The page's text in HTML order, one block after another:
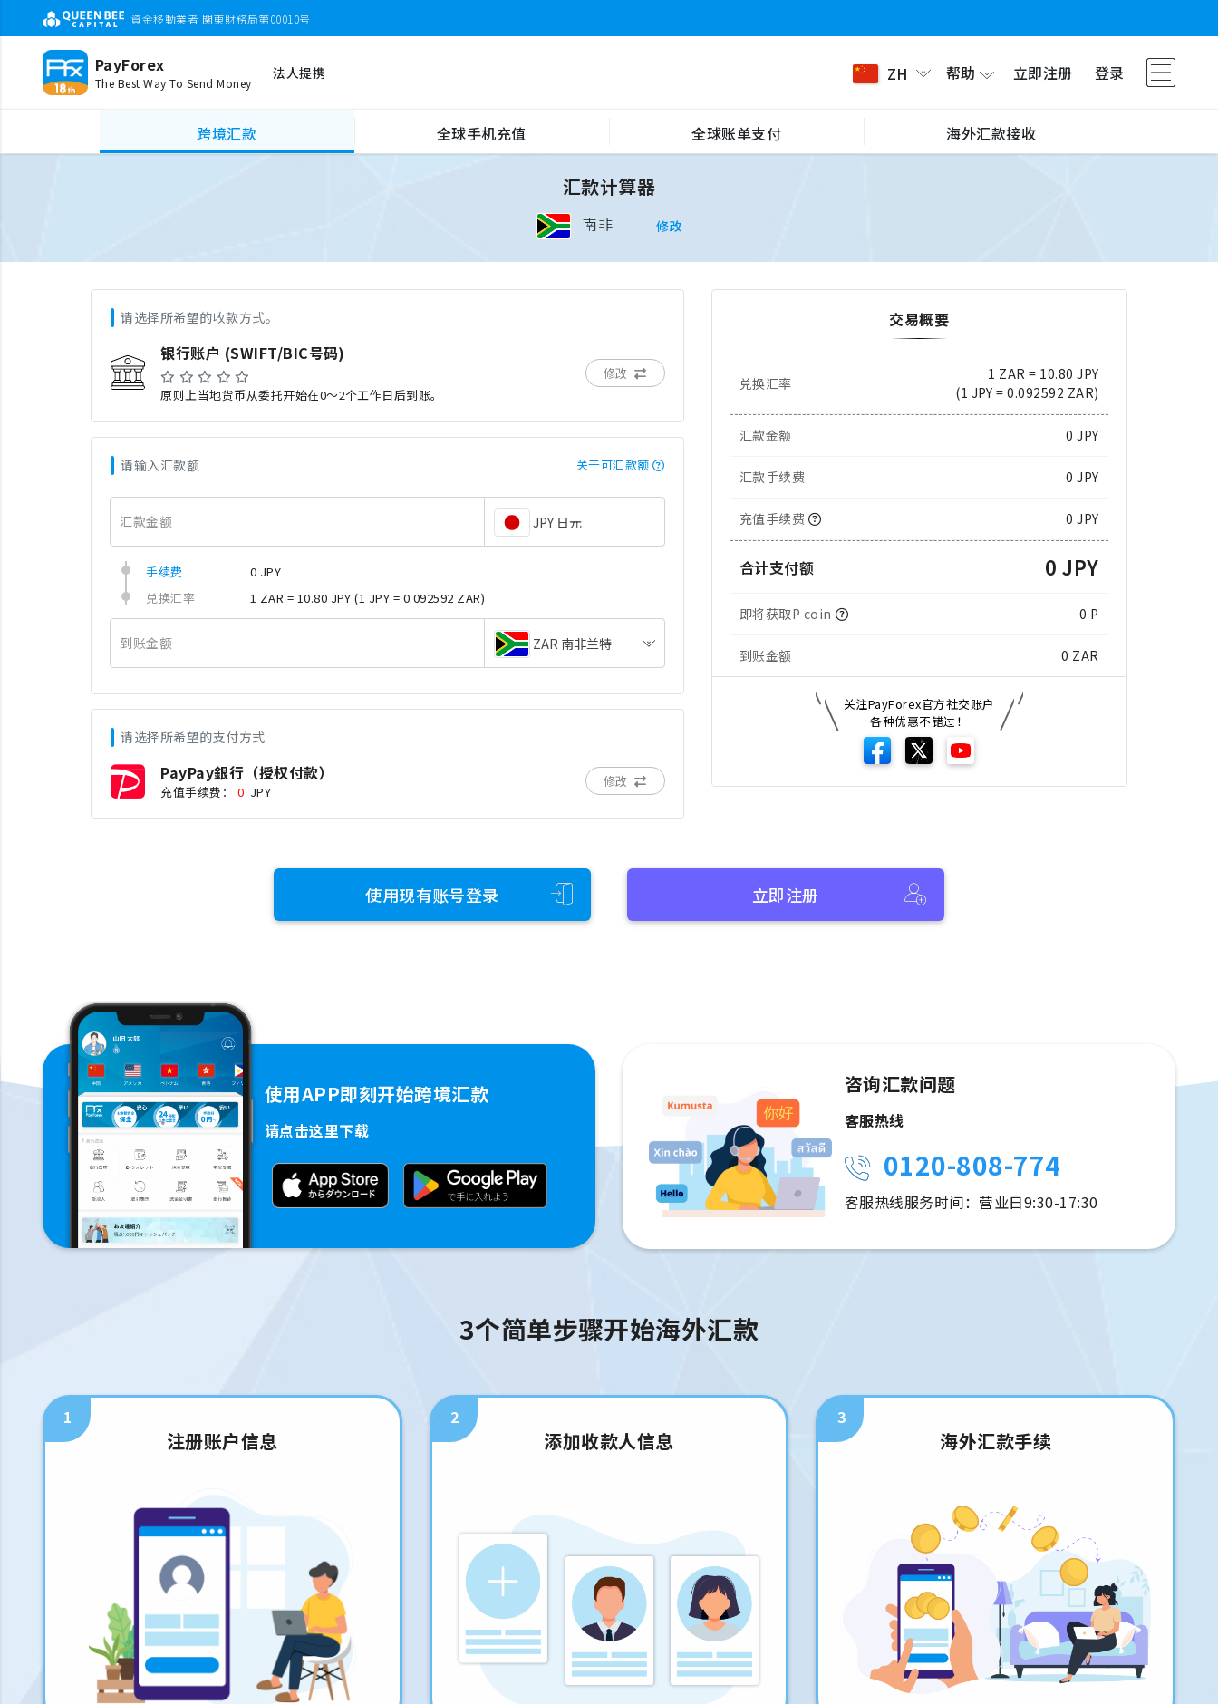
資金移動業者 関東財務局第00010号
PayForex
The Best Way To Send Money
法人提携 ZH 帮助 立即注册 登录
跨境汇款 全球手机充值 全球账单支付 海外汇款接收
汇款计算器
南非 修改
请选择所希望的收款方式。
银行账户 (SWIFT/BIC号码)
原则上当地货币从委托开始在0～2个工作日后到账。
修改
请输入汇款额 关于可汇款额
汇款金额 JPY 日元
手续费
0 JPY
兑换汇率
1 ZAR = 10.80 JPY (1 JPY = 0.092592 ZAR)
到账金额 ZAR 南非兰特
请选择所希望的支付方式
PayPay銀行（授权付款）
充值手续费： 0 JPY
修改
交易概要
兑换汇率
1 ZAR = 10.80 JPY
(1 JPY = 0.092592 ZAR)
汇款金额 0 JPY
汇款手续费 0 JPY
充值手续费 0 JPY
合计支付额 0 JPY
即将获取P coin 0 P
到账金额 0 ZAR
关注PayForex官方社交账户
各种优惠不错过！
使用现有账号登录 立即注册
使用APP即刻开始跨境汇款
请点击这里下载
咨询汇款问题
客服热线
0120-808-774
客服热线服务时间：营业日9:30-17:30
3个简单步骤开始海外汇款
1
注册账户信息
2
添加收款人信息
3
海外汇款手续